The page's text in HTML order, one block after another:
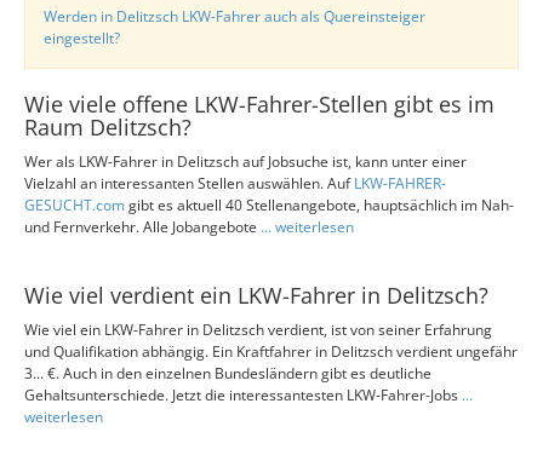
Werden in Delitzsch LKW-Fahrer auch als Quereinsteiger
eingestellt?
Wie viele offene LKW-Fahrer-Stellen gibt es im
Raum Delitzsch?
Wer als LKW-Fahrer in Delitzsch auf Jobsuche ist, kann unter einer
Vielzahl an interessanten Stellen auswählen. AufLKW-FAHRER-
GESUCHT.comgibt es aktuell 40 Stellenangebote, hauptsächlich im Nah-
und Fernverkehr. Alle Jobangebote ... weiterlesen
Wie viel verdient ein LKW-Fahrer in Delitzsch?
Wie viel ein LKW-Fahrer in Delitzsch verdient, ist von seiner Erfahrung
und Qualifikation abhängig. Ein Kraftfahrer in Delitzsch verdient ungefähr
3... €. Auch in den einzelnen Bundesländern gibt es deutliche
Gehaltsunterschiede. Jetzt die interessantesten LKW-Fahrer-Jobs ...
weiterlesen